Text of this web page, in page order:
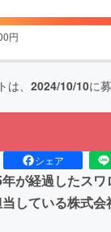
円
、 2024/10/10に
シェア
が経過したス
している株式